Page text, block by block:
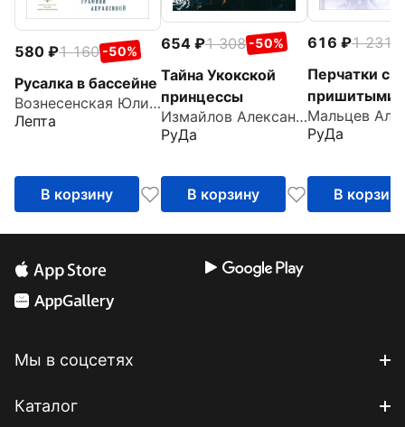
580 1 160 -50%
Русалка в бассейне
Вознесенская Юлия Николаевна
Лепта
В корзину
654 1 308 -50%
Тайна Укокской
принцессы
Измайлов Александр
РуДа
В корзину
616 1 231
Перчатки с
пришитыми
пальцами
РуДа
В корзину
Мы в соцсетях
Каталог